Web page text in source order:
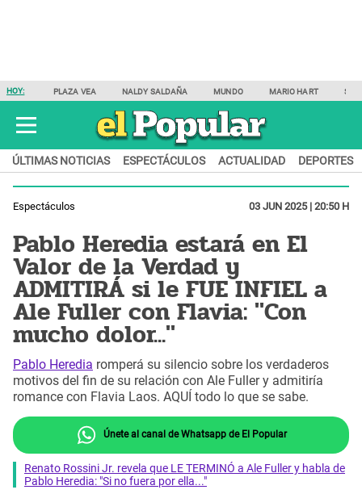
HOY: PLAZA VEA NALDY SALDAÑA MUNDO MARIO HART
ÚLTIMAS NOTICIAS ESPECTÁCULOS ACTUALIDAD DEPORTES
Espectáculos 03 JUN 2025 | 20:50 H
Pablo Heredia estará en El
Valor de la Verdad y
ADMITIRÁ si le FUE INFIEL a
Ale Fuller con Flavia: "Con
mucho dolor..."
Pablo Heredia romperá su silencio sobre los verdaderos
motivos del fin de su relación con Ale Fuller y admitiría
romance con Flavia Laos. AQUÍ todo lo que se sabe.
Únete al canal de Whatsapp de El Popular
Renato Rossini Jr. revela que LE TERMINÓ a Ale Fuller y habla de
Pablo Heredia: "Si no fuera por ella..."